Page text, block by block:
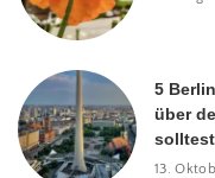
5
über
solltest
13.